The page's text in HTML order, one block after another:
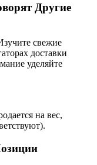
Другие
свежие
доставки
уделяйте
на вес,